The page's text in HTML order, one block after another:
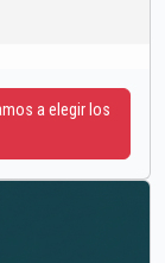
a elegir los